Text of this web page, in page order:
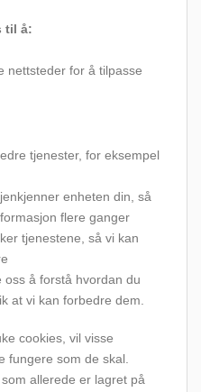
til å:
nettsteder for å tilpasse
tjenester, for eksempel
enheten din, så
flere ganger
tjenestene, så vi kan
å forstå hvordan du
at vi kan forbedre dem.
cookies, vil visse
fungere som de skal.
allerede er lagret på